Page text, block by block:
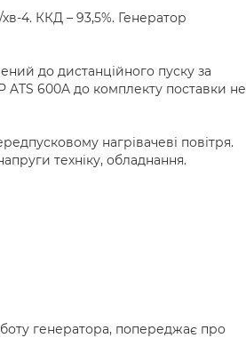
4. ККД – 93,5%. Генератор
до дистанційного пуску за
600A до комплекту поставки не
нагрівачеві повітря.
техніку, обладнання.
генератора, попереджає про